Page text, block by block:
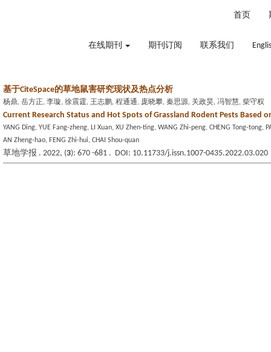
首页
在线期刊 期刊订阅 联系我们
基于CiteSpace的草地鼠害研究现状及热点分析
杨鼎, 岳方正, 李璇, 徐震霆, 王志鹏, 程通通, 庞晓攀, 秦思源, 关政昊, 冯智慧, 柴守权
Current Research Status and Hot Spots of Grassland Rodent Pests Based
YANG Ding, YUE Fang-zheng, LI Xuan, XU Zhen-ting, WANG Zhi-peng, CHENG Tong-tong,
AN Zheng-hao, FENG Zhi-hui, CHAI Shou-quan
草地学报 . 2022, (3): 670 -681 . DOI: 10.11733/j.issn.1007-0435.2022.03.020